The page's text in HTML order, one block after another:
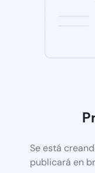
Se está
publicará en